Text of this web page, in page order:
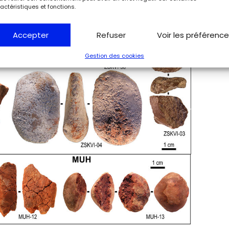
et fonctions.
Accepter Refuser Voir les
Gestion des cookies